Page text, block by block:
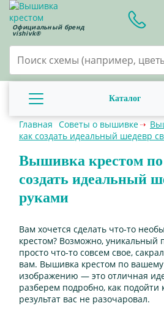
Официальный бренд
vishivk®
Каталог
Главная Советы о вышивке
как создать идеальный шедевр
Вышивка крестом
создать идеальный
руками
Вам хочется сделать что-то
крестом? Возможно, уникальный
просто что-то совсем свое,
вам. Вышивка крестом по
изображению — это отличная
разберем подробно, как подойти
результат вас не разочаровал.